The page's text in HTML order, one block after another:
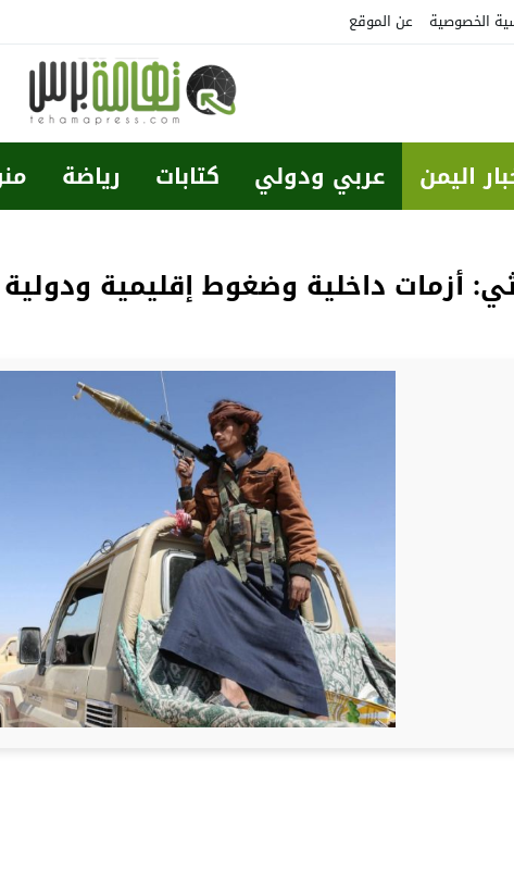
الخصوصية عن الموقع
اليمن عربي ودولي كتابات رياضة
أزمات داخلية وضغوط إقليمية